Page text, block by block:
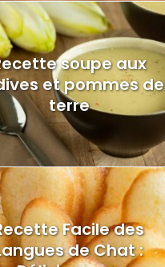
soupe aux
et pommes de
terre
Facile des
de Chat :